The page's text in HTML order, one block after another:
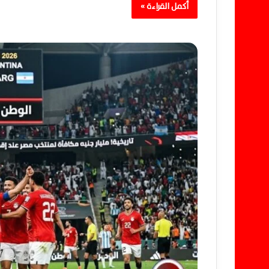
أكمل القراءة »